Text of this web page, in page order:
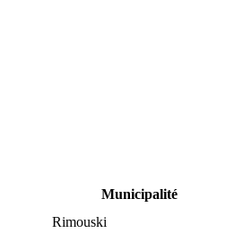
Municipalité
Rimouski